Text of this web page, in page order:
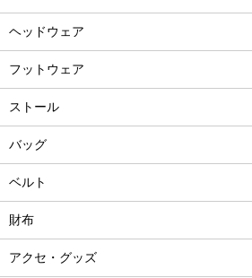
ヘッドウェア
フットウェア
ストール
バッグ
ベルト
財布
アクセ・グッズ